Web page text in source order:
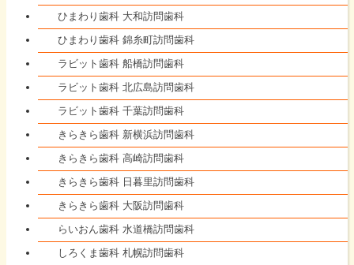
ひまわり歯科 大和訪問歯科
ひまわり歯科 錦糸町訪問歯科
ラビット歯科 船橋訪問歯科
ラビット歯科 北広島訪問歯科
ラビット歯科 千葉訪問歯科
きらきら歯科 新横浜訪問歯科
きらきら歯科 高崎訪問歯科
きらきら歯科 日暮里訪問歯科
きらきら歯科 大阪訪問歯科
らいおん歯科 水道橋訪問歯科
しろくま歯科 札幌訪問歯科